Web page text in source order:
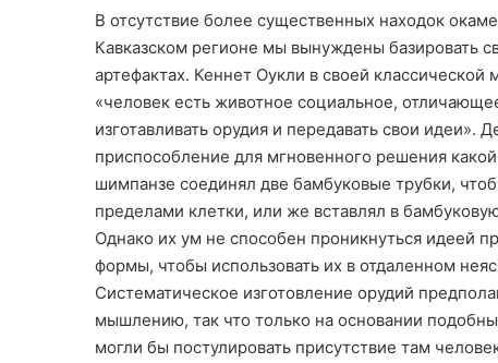
В отсутствие более существенных находок
Кавказском регионе мы вынуждены базировать
артефактах. Кеннет Оукли в своей
«человек есть животное социальное,
изготавливать орудия и передавать свои идеи».
приспособление для мгновенного решения
шимпанзе соединял две бамбуковые трубки,
пределами клетки, или же вставлял в
Однако их ум не способен проникнуться идеей
формы, чтобы использовать их в отдаленном
Систематическое изготовление орудий
мышлению, так что только на основании
могли бы постулировать присутствие там